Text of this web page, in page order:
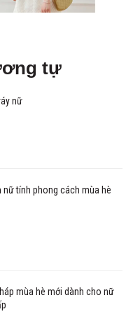
tự
nữ
nữ tính phong cách mùa hè
mùa hè mới dành cho nữ